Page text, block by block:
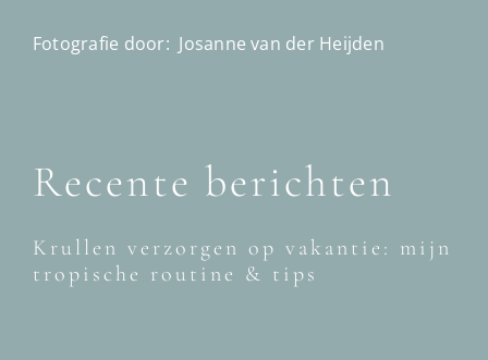
Fotografie door: Josanne van der Heijden
Recente berichten
Krullen verzorgen op vakantie: mijn
tropische routine & tips